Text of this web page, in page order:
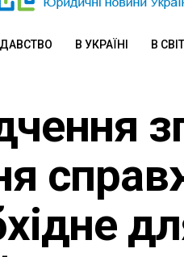
В УКРАЇНІ В СВІТІ